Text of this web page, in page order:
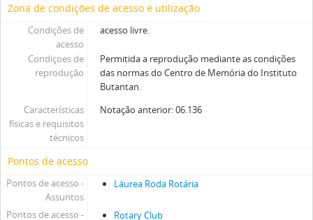
Zona de condições de acesso e utilização
Condições de
acesso
acesso livre.
Condiçoes de
reprodução
Permitida a reprodução mediante as condições
das normas do Centro de Memória do Instituto
Butantan.
Características
físicas e requisitos
técnicos
Notação anterior: 06.136
Pontos de acesso
Pontos de acesso -
Assuntos
Láurea Roda Rotária
Pontos de acesso -
Rotary Club